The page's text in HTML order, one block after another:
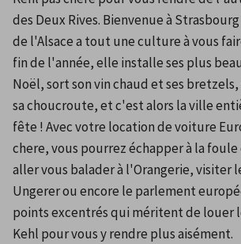
des Deux Rives. Bienvenue à
de l'Alsace a tout une culture à vous
fin de l'année, elle installe ses plus
Noël, sort son vin chaud et ses bretzels,
sa choucroute, et c'est alors la ville
fête ! Avec votre location de voiture
chere, vous pourrez échapper à la
aller vous balader à l'Orangerie, visiter
Ungerer ou encore le parlement
points excentrés qui méritent de louer
Kehl pour vous y rendre plus aisément.